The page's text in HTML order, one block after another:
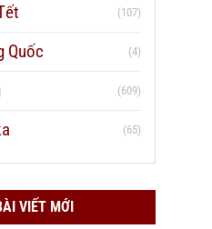
(107)
Quốc (4)
(609)
(65)
VIẾT MỚI